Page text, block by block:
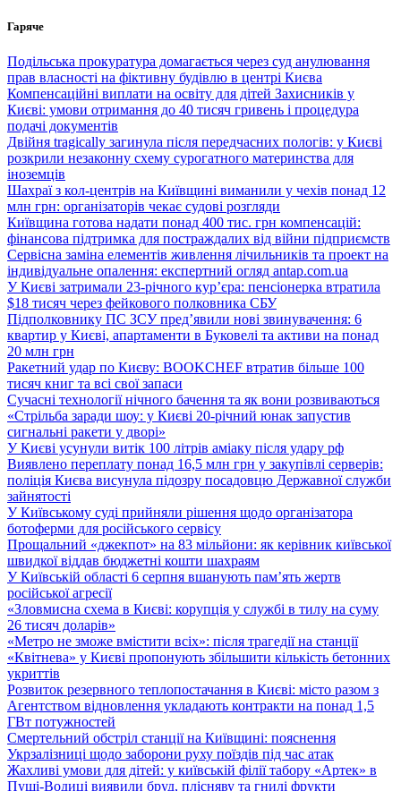
Перейти
вмісту
Гаряче
Подільська прокуратура домагається через суд анулювання
прав власності на фіктивну будівлю в центрі Києва
Компенсаційні виплати на освіту для дітей Захисників у
Києві: умови отримання до 40 тисяч гривень і процедура
подачі документів
Двійня tragically загинула після передчасних пологів: у Києві
розкрили незаконну схему сурогатного материнства для
іноземців
Шахраї з кол-центрів на Київщині виманили у чехів понад 12
млн грн: організаторів чекає судові розгляди
Київщина готова надати понад 400 тис. грн компенсацій:
фінансова підтримка для постраждалих від війни підприємств
Сервісна заміна елементів живлення лічильників та проект на
індивідуальне опалення: експертний огляд antap.com.ua
У Києві затримали 23-річного кур’єра: пенсіонерка втратила
$18 тисяч через фейкового полковника СБУ
Підполковнику ПС ЗСУ пред’явили нові звинувачення: 6
квартир у Києві, апартаменти в Буковелі та активи на понад
20 млн грн
Ракетний удар по Києву: BOOKCHEF втратив більше 100
тисяч книг та всі свої запаси
Сучасні технології нічного бачення та як вони розвиваються
«Стрільба заради шоу: у Києві 20-річний юнак запустив
сигнальні ракети у дворі»
У Києві усунули витік 100 літрів аміаку після удару рф
Виявлено переплату понад 16,5 млн грн у закупівлі серверів:
поліція Києва висунула підозру посадовцю Державної служби
зайнятості
У Київському суді прийняли рішення щодо організатора
ботоферми для російського сервісу
Прощальний «джекпот» на 83 мільйони: як керівник київської
швидкої віддав бюджетні кошти шахраям
У Київській області 6 серпня вшанують пам’ять жертв
російської агресії
«Зловмисна схема в Києві: корупція у службі в тилу на суму
26 тисяч доларів»
«Метро не зможе вмістити всіх»: після трагедії на станції
«Квітнева» у Києві пропонують збільшити кількість бетонних
укриттів
Розвиток резервного теплопостачання в Києві: місто разом з
Агентством відновлення укладають контракти на понад 1,5
ГВт потужностей
Смертельний обстріл станції на Київщині: пояснення
Укрзалізниці щодо заборони руху поїздів під час атак
Жахливі умови для дітей: у київській філії табору «Артек» в
Пущі-Водиці виявили бруд, плісняву та гнилі фрукти